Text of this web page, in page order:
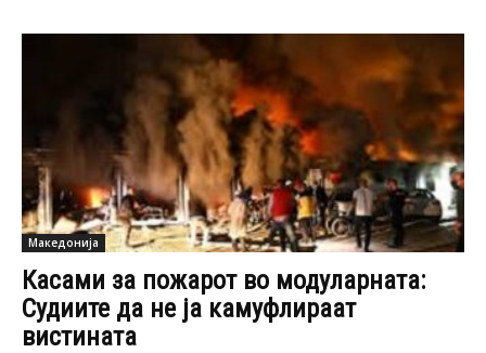
Македонија
Касами за пожарот во модуларната:
Судиите да не ја камуфлираат
вистината